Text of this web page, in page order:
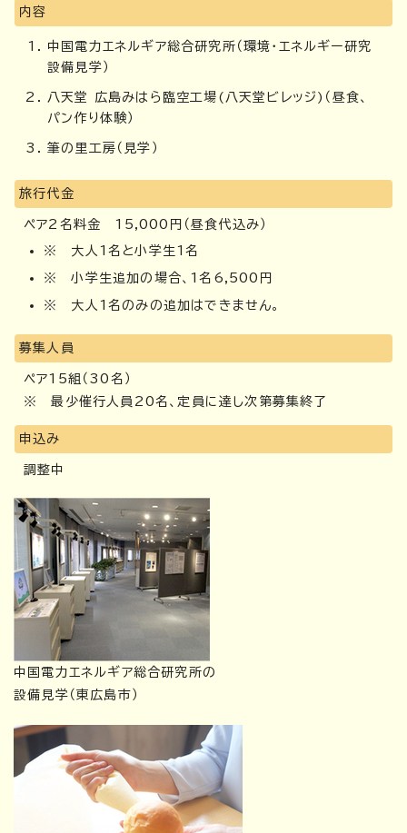
内容
中国電力エネルギア総合研究所（環境・エネルギー研究
設備見学）
八天堂 広島みはら臨空工場(八天堂ビレッジ)（昼食、
パン作り体験）
筆の里工房（見学）
旅行代金
ペア2名料金 15,000円（昼食代込み）
※ 大人1名と小学生1名
※ 小学生追加の場合、1名6,500円
※ 大人1名のみの追加はできません。
募集人員
ペア15組（30名）
※ 最少催行人員20名、定員に達し次第募集終了
申込み
調整中
中国電力エネルギア総合研究所の
設備見学（東広島市）